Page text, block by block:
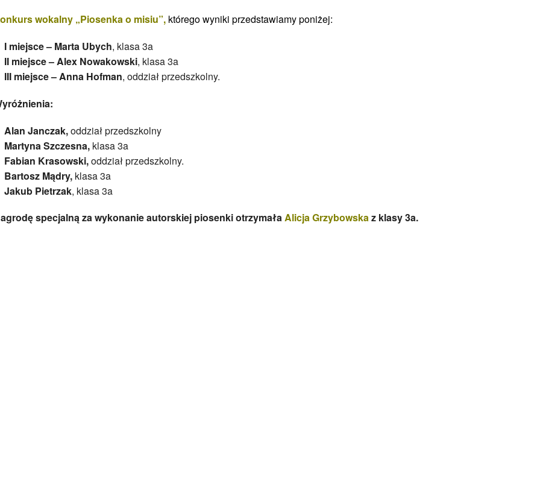
wokalny „Piosenka o misiu”, którego wyniki przedstawiamy poniżej:
I miejsce – Marta Ubych, klasa 3a
II miejsce –Alex Nowakowski, klasa 3a
III miejsce –Anna Hofman, oddział przedszkolny.
Alan Janczak,oddział przedszkolny
Martyna Szczesna,klasa 3a
Fabian Krasowski,oddział przedszkolny.
Bartosz Mądry,klasa 3a
Jakub Pietrzak, klasa 3a
specjalną za wykonanie autorskiej piosenki otrzymałaAlicja Grzybowskaz klasy 3a.